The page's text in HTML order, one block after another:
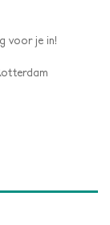
voor je in!